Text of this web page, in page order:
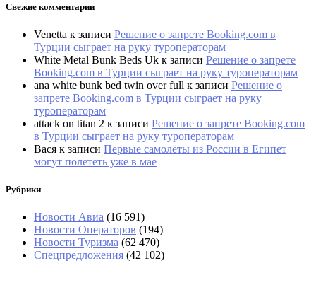
Свежие комментарии
Venetta к записи Решение о запрете Booking.com в
Турции сыграет на руку туроператорам
White Metal Bunk Beds Uk к записи Решение о запрете
Booking.com в Турции сыграет на руку туроператорам
ana white bunk bed twin over full к записи Решение о
запрете Booking.com в Турции сыграет на руку
туроператорам
attack on titan 2 к записи Решение о запрете Booking.com
в Турции сыграет на руку туроператорам
Вася к записи Первые самолёты из России в Египет
могут полететь уже в мае
Рубрики
Новости Авиа (16 591)
Новости Операторов (194)
Новости Туризма (62 470)
Спецпредложения (42 102)